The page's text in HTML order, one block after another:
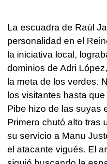
La escuadra de Raúl
personalidad en el
la iniciativa local,
dominios de Adri
la meta de los verdes.
los visitantes hasta
Pibe hizo de las suyas
Primero chutó alto tras
su servicio a Manu
el atacante vigués. El